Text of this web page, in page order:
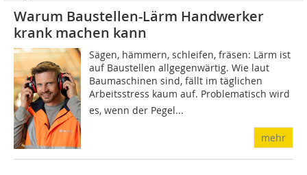
Warum Baustellen-Lärm Handwerker
krank machen kann
Sägen, hämmern, schleifen, fräsen: Lärm ist
auf Baustellen allgegenwärtig. Wie laut
Baumaschinen sind, fällt im täglichen
Arbeitsstress kaum auf. Problematisch wird
es, wenn der Pegel...
mehr